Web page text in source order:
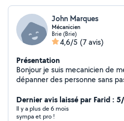
John Marques
Mécanicien
Brie (Brie)
4,6/5 (7 avis)
Présentation
Bonjour je suis mecanicien de
dépanner des personne sans
pas je suis a votre écoute.
Dernier avis laissé par Farid :
Il y a plus de 6 mois
sympa et pro !